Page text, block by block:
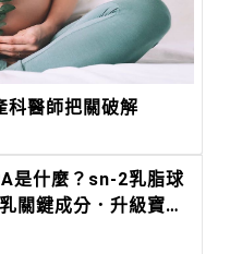
科醫師把關破解
是什麼？sn-2乳脂球
關鍵成分．升級寶寶